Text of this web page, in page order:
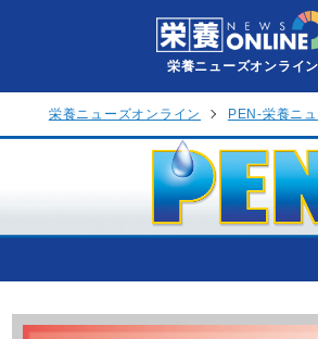
栄養ニューズオンライン
栄養ニューズオンライン PEN-栄養ニ